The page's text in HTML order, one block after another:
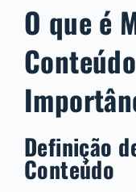
O que é
Definição
Conteúdo